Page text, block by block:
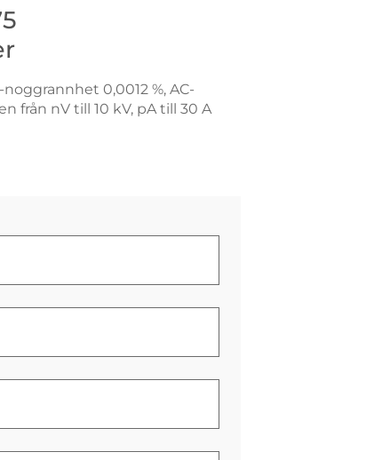
0,0012 %, AC-
från nV till 10 kV, pA till 30 A